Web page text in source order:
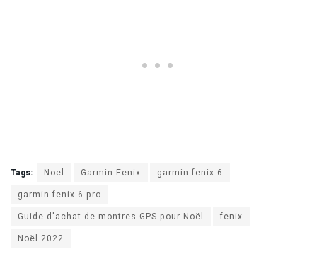
Tags: Noel Garmin Fenix
garmin fenix 6
garmin fenix 6 pro
Guide d'achat de montres GPS pour Noël
fenix
Noël 2022